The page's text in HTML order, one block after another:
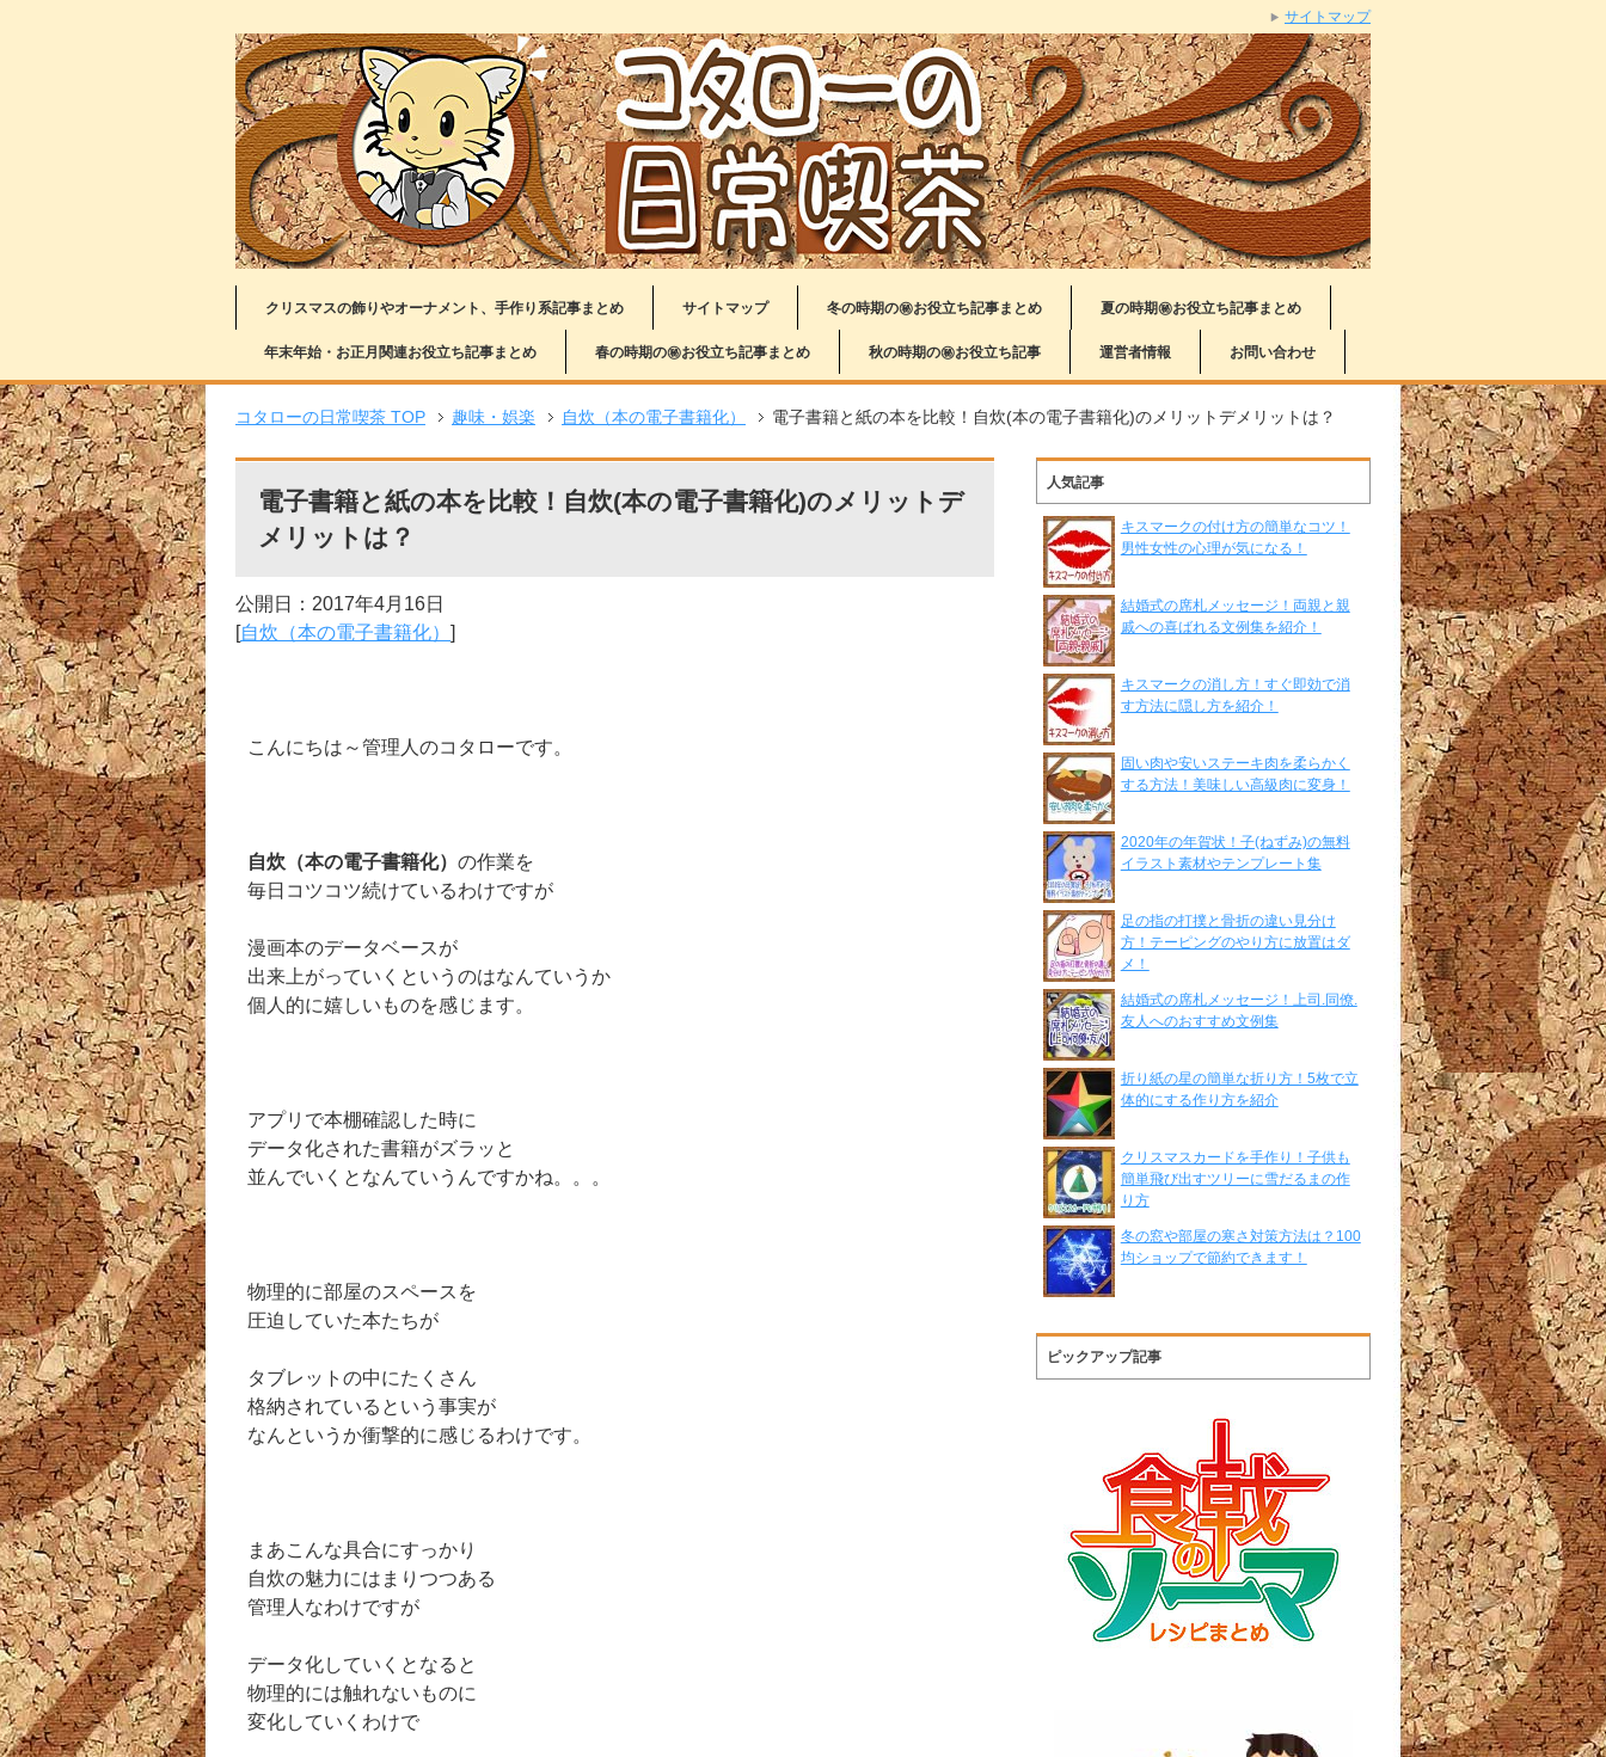
クリスマスの飾りやオーナメント、手作り系記事まとめ サイトマップ 冬の時期の㊙お役立ち記事まとめ 夏の時期㊙お役立ち記事まとめ
年末年始・お正月関連お役立ち記事まとめ 春の時期の㊙お役立ち記事まとめ 秋の時期の㊙お役立ち記事 運営者情報 お問い合わせ
コタローの日常喫茶 TOP 趣味・娯楽 自炊（本の電子書籍化） 電子書籍と紙の本を比較！自炊(本の電子書籍化)のメリットデメリットは？
電子書籍と紙の本を比較！自炊(本の電子書籍化)のメリットデ
メリットは？
公開日： 2017年4月16日
[自炊（本の電子書籍化） ]
こんにちは～管理人のコタローです。
自炊（本の電子書籍化） の作業を
毎日コツコツ続けているわけですが
漫画本のデータベースが
出来上がっていくというのはなんていうか
個人的に嬉しいものを感じます。
アプリで本棚確認した時に
データ化された書籍がズラッと
並んでいくとなんていうんですかね。。。
物理的に部屋のスペースを
圧迫していた本たちが
タブレットの中にたくさん
格納されているという事実が
なんというか衝撃的に感じるわけです。
まあこんな具合にすっかり
自炊の魅力にはまりつつある
管理人なわけですが
データ化していくとなると
物理的には触れないものに
変化していくわけで
人気記事
キスマークの付け方の簡単なコツ！
男性女性の心理が気になる！
結婚式の席札メッセージ！両親と親
戚への喜ばれる文例集を紹介！
キスマークの消し方！すぐ即効で消
す方法に隠し方を紹介！
固い肉や安いステーキ肉を柔らかく
する方法！美味しい高級肉に変身！
2020年の年賀状！子(ねずみ)の無料
イラスト素材やテンプレート集
足の指の打撲と骨折の違い見分け
方！テーピングのやり方に放置はダ
メ！
結婚式の席札メッセージ！上司.同僚.
友人へのおすすめ文例集
折り紙の星の簡単な折り方！5枚で立
体的にする作り方を紹介
クリスマスカードを手作り！子供も
簡単飛び出すツリーに雪だるまの作
り方
冬の窓や部屋の寒さ対策方法は？100
均ショップで節約できます！
ピックアップ記事
サイトマップ